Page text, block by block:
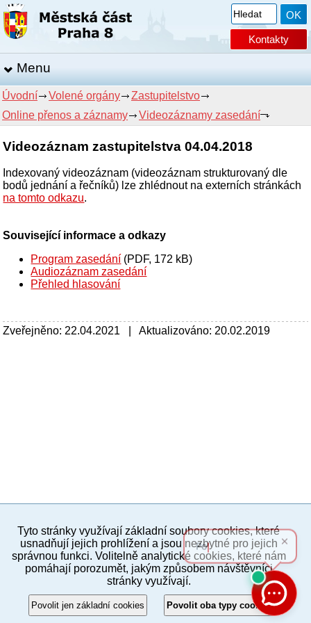
Kontakty
Menu
Úvodní Volené orgány
Zastupitelstvo
Online přenos a záznamy
Videozáznamy zasedání
Videozáznam zastupitelstva 04.04.2018
Indexovaný videozáznam (videozáznam strukturovaný dle
bodů jednání a řečníků) lze zhlédnout na externích stránkách
na tomto odkazu.
Související informace a odkazy
Program zasedání (PDF, 172 kB)
Audiozáznam zasedání
Přehled hlasování
Zveřejněno: 22.04.2021 | Aktualizováno: 20.02.2019
PC verze ENG
Povinné a praktické informace
© 2012–2019 MČ Praha 8
Tyto stránky využívají základní soubory cookies, které
usnadňují jejich prohlížení a jsou nezbytné pro jejich
správnou funkci. Volitelně analytické cookies, které nám
pomáhají porozumět, jakým způsobem návštěvníci
stránky využívají.
Povolit jen základní cookies Povolit oba typy cookies